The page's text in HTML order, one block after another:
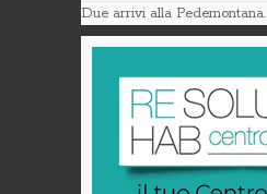
Due arrivi alla Pedemontana.